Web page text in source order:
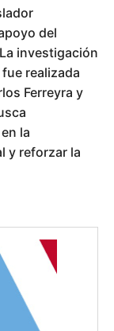
del
investigación
realizada
Ferreyra y
la
y reforzar la